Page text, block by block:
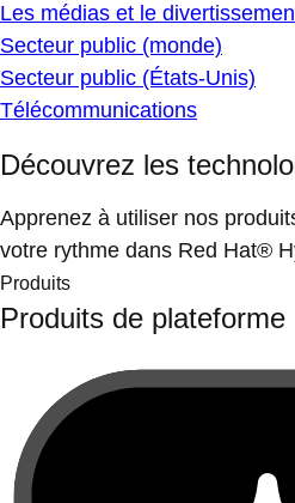
Les médias et le
Secteur public (monde)
Secteur public (États-Unis)
Télécommunications
Découvrez les
Apprenez à utiliser nos
votre rythme dans Red Hat®
Produits
Produits de plateforme